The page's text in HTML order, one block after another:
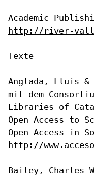
http://river-
Texte
Anglada, Lluis &
mit dem
Libraries of
Open Access to
Open Access in
http://
Bailey, Charles